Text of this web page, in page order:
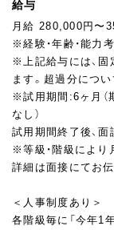
・製造に必要な原料
・清掃や道具のメ
製造業務に加え、
す。
生産計画の策定と
理などのマネジメ
アトリエ長は現在、
い素材や技術への
給与
月給 280,000円〜
※経験・年齢・能力
※上記給与には、固
ます。超過分につい
※試用期間:6ヶ月（
なし）
試用期間終了後、面
※等級・階級により
詳細は面接にてお伝
＜⼈事制度あり＞
各階級毎に「今年1